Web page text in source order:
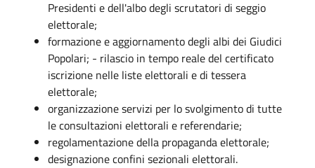
Presidenti e dell'albo degli scrutatori di seggio
elettorale;
formazione e aggiornamento degli albi dei Giudici
Popolari; - rilascio in tempo reale del certificato
iscrizione nelle liste elettorali e di tessera
elettorale;
organizzazione servizi per lo svolgimento di tutte
le consultazioni elettorali e referendarie;
regolamentazione della propaganda elettorale;
designazione confini sezionali elettorali.